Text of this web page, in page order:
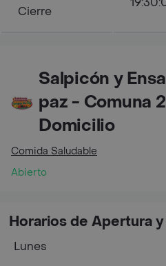
Cierre
Salpicón y
paz - Comuna
Domicilio
Comida Saludable
Abierto
Horarios de Apertura
Lunes